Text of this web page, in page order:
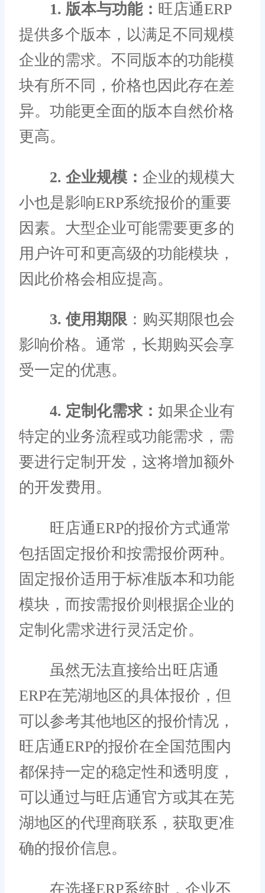
1. 版本与功能： 旺店通ERP
提供多个版本，以满足不同规模
企业的需求。不同版本的功能模
块有所不同，价格也因此存在差
异。功能更全面的版本自然价格
更高。
2. 企业规模： 企业的规模大
小也是影响ERP系统报价的重要
因素。大型企业可能需要更多的
用户许可和更高级的功能模块，
因此价格会相应提高。
3. 使用期限 ：购买期限也会
影响价格。通常，长期购买会享
受一定的优惠。
4. 定制化需求： 如果企业有
特定的业务流程或功能需求，需
要进行定制开发，这将增加额外
的开发费用。
旺店通ERP的报价方式通常
包括固定报价和按需报价两种。
固定报价适用于标准版本和功能
模块，而按需报价则根据企业的
定制化需求进行灵活定价。
虽然无法直接给出旺店通
ERP在芜湖地区的具体报价，但
可以参考其他地区的报价情况，
旺店通ERP的报价在全国范围内
都保持一定的稳定性和透明度，
可以通过与旺店通官方或其在芜
湖地区的代理商联系，获取更准
确的报价信息。
在选择ERP系统时，企业不